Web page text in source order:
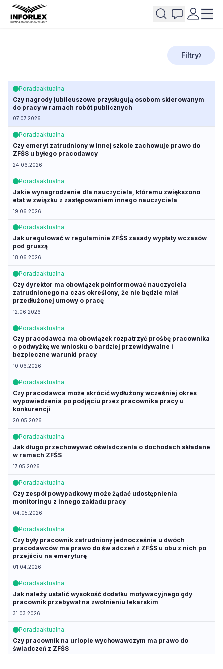
Filtry
Poradaaktualna
Czy nagrody jubileuszowe przysługują osobom skierowanym
do pracy w ramach robót publicznych
07.07.2026
Poradaaktualna
Czy emeryt zatrudniony w innej szkole zachowuje prawo do
ZFŚS u byłego pracodawcy
24.06.2026
Poradaaktualna
Jakie wynagrodzenie dla nauczyciela, któremu zwiększono
etat w związku z zastępowaniem innego nauczyciela
19.06.2026
Poradaaktualna
Jak uregulować w regulaminie ZFŚS zasady wypłaty wczasów
pod gruszą
18.06.2026
Poradaaktualna
Czy dyrektor ma obowiązek poinformować nauczyciela
zatrudnionego na czas określony, że nie będzie miał
przedłużonej umowy o pracę
12.06.2026
Poradaaktualna
Czy pracodawca ma obowiązek rozpatrzyć prośbę pracownika
o podwyżkę we wniosku o bardziej przewidywalne i
bezpieczne warunki pracy
10.06.2026
Poradaaktualna
Czy pracodawca może skrócić wydłużony wcześniej okres
wypowiedzenia po podjęciu przez pracownika pracy u
konkurencji
20.05.2026
Poradaaktualna
Jak długo przechowywać oświadczenia o dochodach składane
w ramach ZFŚS
17.05.2026
Poradaaktualna
Czy zespół powypadkowy może żądać udostępnienia
monitoringu z innego zakładu pracy
04.05.2026
Poradaaktualna
Czy były pracownik zatrudniony jednocześnie u dwóch
pracodawców ma prawo do świadczeń z ZFŚS u obu z nich po
przejściu na emeryturę
01.04.2026
Poradaaktualna
Jak należy ustalić wysokość dodatku motywacyjnego gdy
pracownik przebywał na zwolnieniu lekarskim
31.03.2026
Poradaaktualna
Czy pracownik na urlopie wychowawczym ma prawo do
świadczeń z ZFŚS